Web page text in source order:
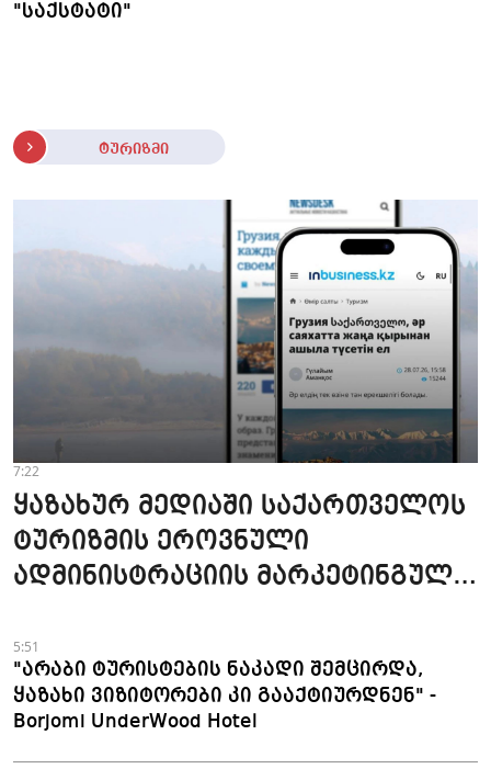
"საქსტატი"
ტურიზმი
7:22
ყაზახურ მედიაში საქართველოს
ტურიზმის ეროვნული
ადმინისტრაციის მარკეტინგული
მომზადდა
5:51
"არაბი ტურისტების ნაკადი შემცირდა,
ყაზახი ვიზიტორები კი გააქტიურდნენ" -
Borjomi UnderWood Hotel